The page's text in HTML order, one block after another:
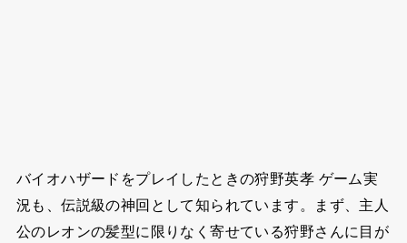
バイオハザードをプレイしたときの狩野英孝 ゲーム実
況も、伝説級の神回として知られています。まず、主人
公のレオンの髪型に限りなく寄せている狩野さんに目が